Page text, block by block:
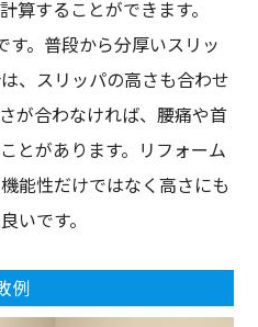
算することができます。
。普段から分厚いスリッ
、スリッパの高さも合わせ
が合わなければ、腰痛や首
とがあります。リフォーム
能性だけではなく高さにも
いです。
例